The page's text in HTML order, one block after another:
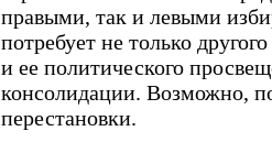
правыми, так и левыми
потребует не только
и ее политического
консолидации. Возможно,
перестановки.